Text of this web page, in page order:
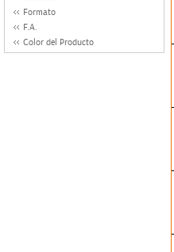
Formato
F.A.
Color del Producto